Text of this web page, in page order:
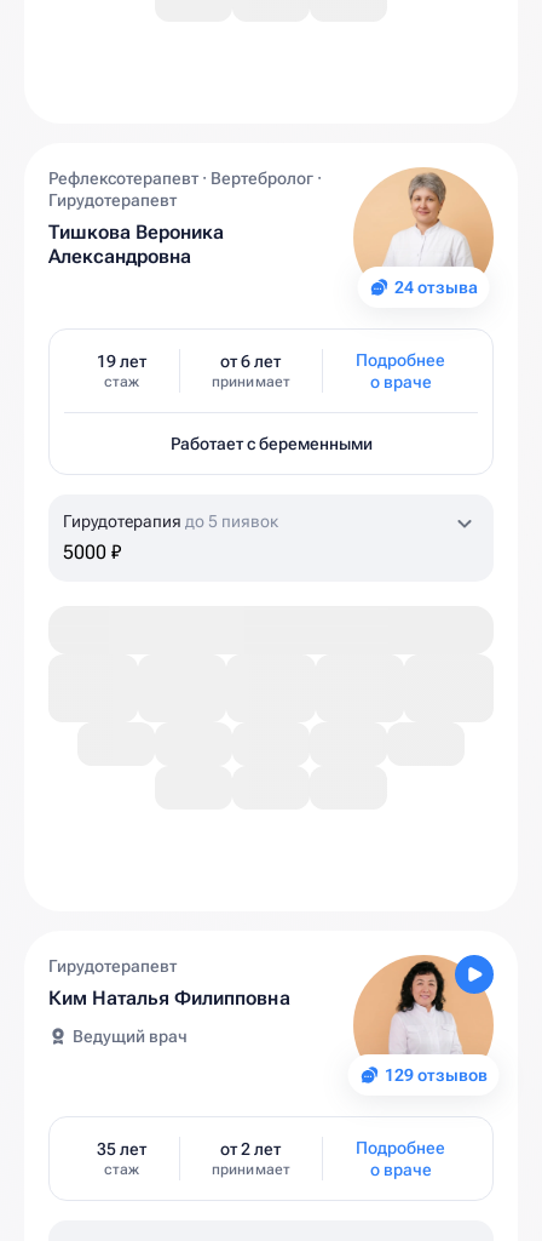
24 отзыва
Рефлексотерапевт · Вертебролог ·
Гирудотерапевт
Тишкова Вероника
Александровна
19 лет
стаж
от 6 лет
принимает
Подробнее
о враче
Работает с беременными
Гирудотерапия до 5 пиявок
5000 ₽
129 отзывов
Гирудотерапевт
Ким Наталья Филипповна
Ведущий врач
35 лет
стаж
от 2 лет
принимает
Подробнее
о враче